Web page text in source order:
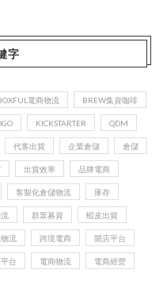
字
電商物流 BREW集資咖啡
KICKSTARTER QDM
代客出貨 企業倉儲 倉儲
出貨效率 品牌電商
客製化倉儲物流 庫存
群眾募資 蝦皮出貨
流 跨境電商 開店平台
台 電商物流 電商經營